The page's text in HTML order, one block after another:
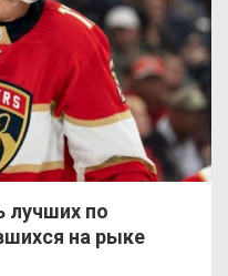
лучших по
на рыке